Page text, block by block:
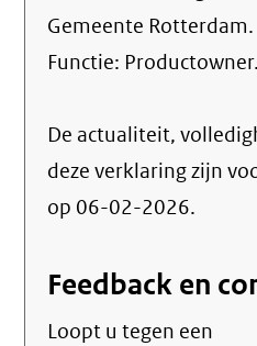
Gemeente Rotterdam.
Functie: Productowner.
De actualiteit,
deze verklaring zijn
op 06-02-2026.
Feedback en
Loopt u tegen een